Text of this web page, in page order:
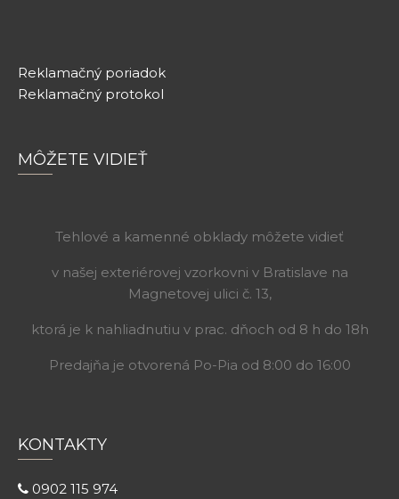
Reklamačný poriadok
Reklamačný protokol
MÔŽETE VIDIEŤ
Tehlové a kamenné obklady môžete vidieť
v našej exteriérovej vzorkovni v Bratislave na
Magnetovej ulici č. 13,
ktorá je k nahliadnutiu v prac. dňoch od 8 h do 18h
Predajňa je otvorená Po-Pia od 8:00 do 16:00
KONTAKTY
0902 115 974